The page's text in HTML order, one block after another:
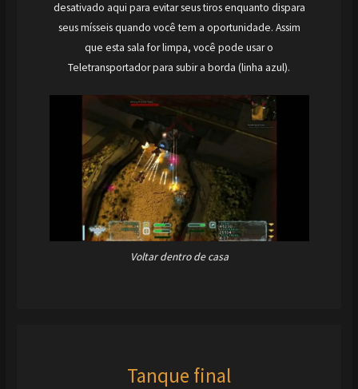
desativado aqui para evitar seus tiros enquanto dispara
seus mísseis quando você tem a oportunidade. Assim
que esta sala for limpa, você pode usar o
Teletransportador para subir a borda (linha azul).
Voltar dentro de casa
Tanque final